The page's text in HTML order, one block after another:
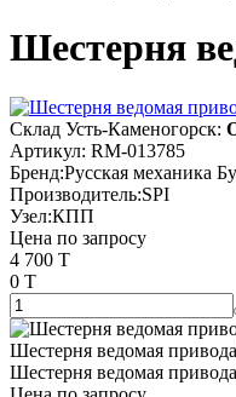
Шестерня
Склад Усть-Каменогорск:
Артикул: RM-013785
Бренд:Русская механика
Производитель:SPI
Узел:КПП
Цена по запросу
4 700 T
0 T
Шестерня ведомая
Шестерня ведомая